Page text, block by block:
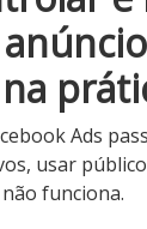
Ads
usar
funciona.